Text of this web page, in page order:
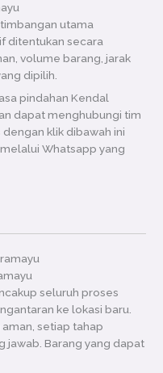
utama
ditentukan secara
volume barang, jarak
dipilih.
pindahan Kendal
dapat menghubungi tim
klik dibawah ini
Whatsapp yang
seluruh proses
ke lokasi baru.
setiap tahap
jawab. Barang yang dapat